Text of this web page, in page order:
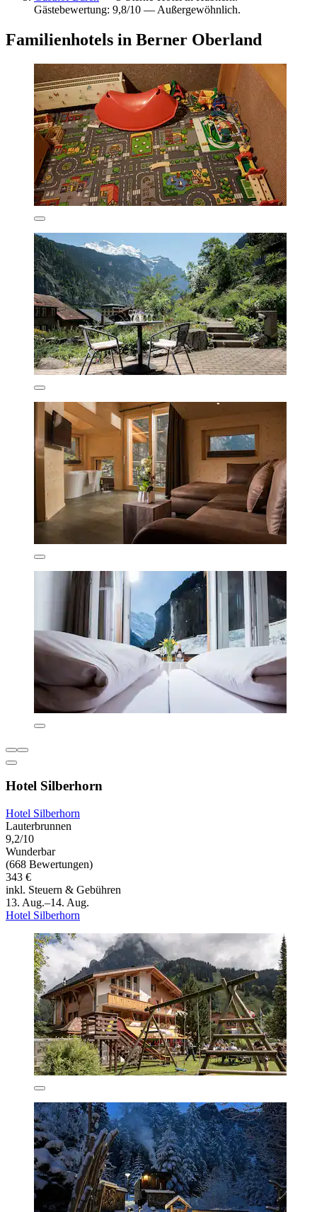
Gästebewertung: 9,8/10 — Außergewöhnlich.
Familienhotels in Berner Oberland
Hotel Silberhorn
Hotel Silberhorn
Lauterbrunnen
9,2/10
Wunderbar
(668 Bewertungen)
343 €
inkl. Steuern & Gebühren
13. Aug.–14. Aug.
Hotel Silberhorn